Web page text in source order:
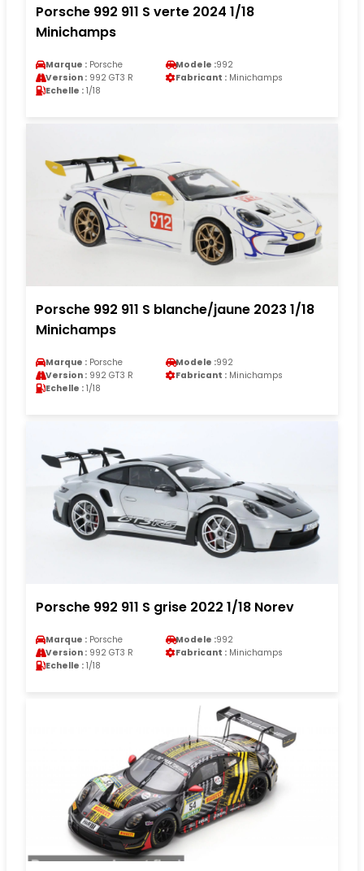
Porsche 992 911 S verte 2024 1/18
Minichamps
Marque : Porsche Modele :992
Version : 992 GT3 R Fabricant : Minichamps
Echelle : 1/18
Porsche 992 911 S blanche/jaune 2023 1/18
Minichamps
Marque : Porsche Modele :992
Version : 992 GT3 R Fabricant : Minichamps
Echelle : 1/18
Porsche 992 911 S grise 2022 1/18 Norev
Marque : Porsche Modele :992
Version : 992 GT3 R Fabricant : Minichamps
Echelle : 1/18